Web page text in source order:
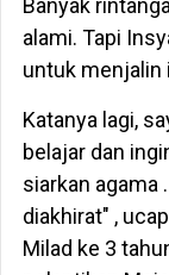
Banyak
alami. Tapi
untuk menjalin
Katanya lagi,
belajar dan
siarkan agama
diakhirat" ,
Milad ke 3